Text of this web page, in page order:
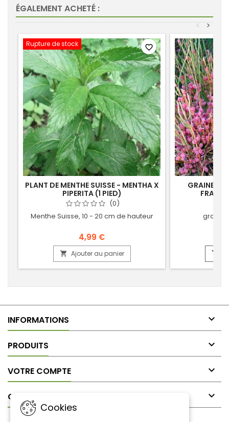
ÉGALEMENT ACHETÉ :
>
<
Rupture de stock
PLANT DE MENTHE SUISSE - MENTHA X
PIPERITA (1 PIED)
(0)
Menthe Suisse, 10 - 20 cm de hauteur
4,99 €
 Ajouter au panier
favorite_border
GRAINES

INFORMATIONS 
PRODUITS 
VOTRE COMPTE 
CONTACT 
Cookies